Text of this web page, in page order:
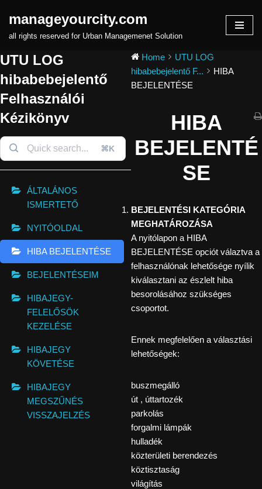
Skip
content
manageyourcity.com
all rights reserved for Urban Managemenet Solution
UTU LOG
hibabebejelentő
Felhasználói
Kézikönyv
⌘K
ÁLTALÁNOS
ISMERTETŐ
NYITÓOLDAL
HIBA BEJELENTÉSE
BEJELENTÉSEIM
HIBAJEGY-
FELELŐSÖK
KEZELÉSE
HIBAJEGY
KÖVETÉSE
HIBAJEGY
MEGSZŰNÉS
VISSZAJELZÉS
Home
UTU LOG
hibabebejelentő F...
HIBA
BEJELENTÉSE
HIBA
BEJELENTÉ
SE
BEJELENTÉSI KATEGÓRIA
MEGHATÁROZÁSA
A nyitólapon a HIBA
BEJELENTÉSE opciót válaztva a
felhasználónak lehetősége nyílik
kiválasztani az észlelt hiba
besorolásához szükséges
csoportot.
Ennek megfelelően a választási
lehetőségek:
buszmegálló
út , úttartozék
parkolás
forgalmi lámpák
hulladék
közterületi berendezés
köztisztaság
világítás